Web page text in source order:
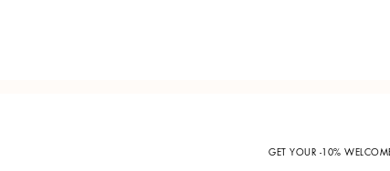
GET YOUR -10%